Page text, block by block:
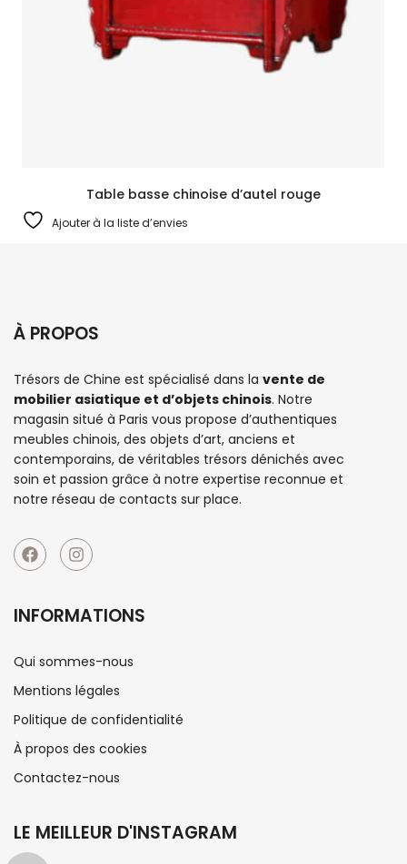
Table basse chinoise d’autel rouge
Ajouter à la liste d’envies
À PROPOS
Trésors de Chine est spécialisé dans la vente de
mobilier asiatique et d’objets chinois. Notre
magasin situé à Paris vous propose d’authentiques
meubles chinois, des objets d’art, anciens et
contemporains, de véritables trésors dénichés avec
soin et passion grâce à notre expertise reconnue et
notre réseau de contacts sur place.
INFORMATIONS
Qui sommes-nous
Mentions légales
Politique de confidentialité
À propos des cookies
Contactez-nous
LE MEILLEUR D'INSTAGRAM